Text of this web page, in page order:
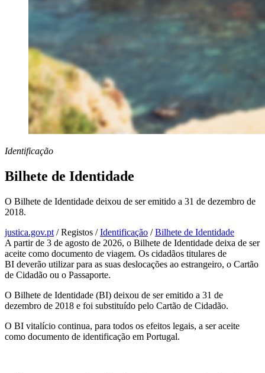
Identificação
Bilhete de Identidade
O Bilhete de Identidade deixou de ser emitido a 31 de dezembro de
2018.
justica.gov.pt /Registos /Identificação /Bilhete de Identidade
A partir de 3 de agosto de 2026, o Bilhete de Identidade deixa de ser
aceite como documento de viagem. Os cidadãos titulares de
BI deverão utilizar para as suas deslocações ao estrangeiro, o Cartão
de Cidadão ou o Passaporte.
O Bilhete de Identidade (BI) deixou de ser emitido a 31 de
dezembro de 2018 e foi substituído pelo Cartão de Cidadão.
O BI vitalício continua, para todos os efeitos legais, a ser aceite
como documento de identificação em Portugal.